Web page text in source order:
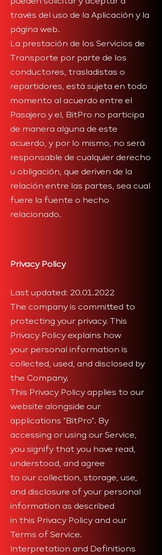
través del uso de la Aplicación y la
página web.
La prestación de los Servicios de
Transporte por parte de los
conductores, trasladistas o
repartidores, está sujeta en todo
momento al acuerdo entre el
Pasajero y el, BitPro no participa
de manera alguna de este
acuerdo, y por lo mismo, no será
responsable de cualquier derecho
u obligación, que deriven de la
relación entre las partes, sea cual
fuere la fuente o hecho
relacionado.
Privacy Policy
Last updated: 20.01.2022
The company is committed to
protecting your privacy. This
Privacy Policy explains how
your personal information is
collected, used, and disclosed by
the Company.
This Privacy Policy applies to our
website alongside our
applications "BitPro". By
accessing or using our Service,
you signify that you have read,
understood, and agree
to our collection, storage, use,
and disclosure of your personal
information as described
in this Privacy Policy and our
Terms of Service.
Interpretation and Definitions